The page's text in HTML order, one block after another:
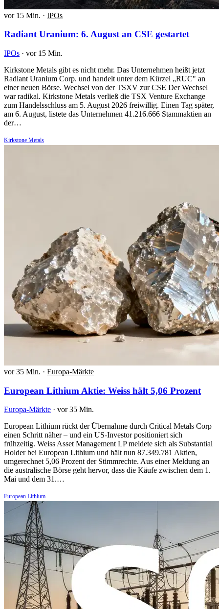
vor 15 Min. · IPOs
Radiant Uranium: 6. August an CSE gestartet
IPOs · vor 15 Min.
Kirkstone Metals gibt es nicht mehr. Das Unternehmen heißt jetzt
Radiant Uranium Corp. und handelt unter dem Kürzel „RUC" an
einer neuen Börse. Wechsel von der TSXV zur CSE Der Wechsel
war radikal. Kirkstone Metals verließ die TSX Venture Exchange
zum Handelsschluss am 5. August 2026 freiwillig. Einen Tag später,
am 6. August, listete das Unternehmen 41.216.666 Stammaktien an
der…
Kirkstone Metals
vor 35 Min. · Europa-Märkte
European Lithium Aktie: Weiss hält 5,06 Prozent
Europa-Märkte · vor 35 Min.
European Lithium rückt der Übernahme durch Critical Metals Corp
einen Schritt näher – und ein US-Investor positioniert sich
frühzeitig. Weiss Asset Management LP meldete sich als Substantial
Holder bei European Lithium und hält nun 87.349.781 Aktien,
umgerechnet 5,06 Prozent der Stimmrechte. Aus einer Meldung an
die australische Börse geht hervor, dass die Käufe zwischen dem 1.
Mai und dem 31.…
European Lithium